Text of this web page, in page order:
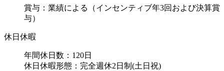
賞与：業績による（インセンティブ年3回および決算賞
与）
休日休暇
年間休日数：120日
休日休暇形態：完全週休2日制(土日祝)